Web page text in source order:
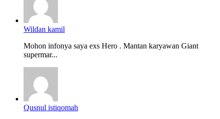
Wildan kamil
Mohon infonya saya exs Hero . Mantan karyawan Giant
supermar...
Qusnul istiqomah